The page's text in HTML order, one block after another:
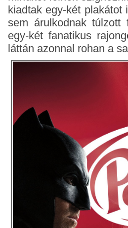
kiadtak egy-két
sem árulkodnak túlzott
egy-két fanatikus
láttán azonnal rohan a